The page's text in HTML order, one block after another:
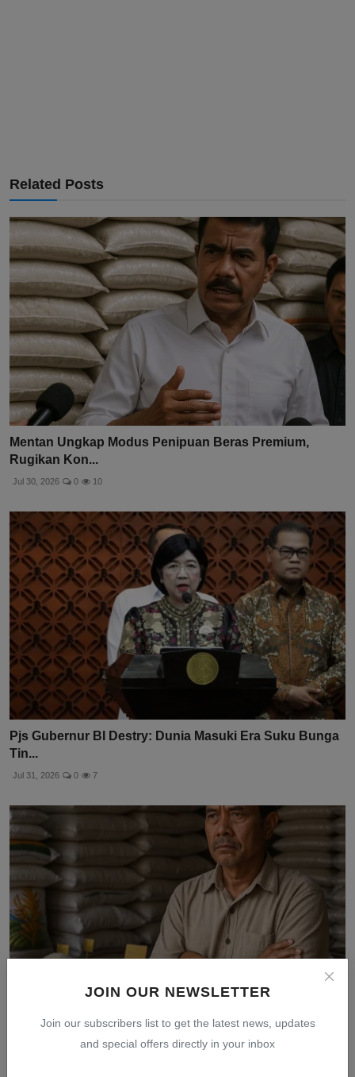
JOIN OUR NEWSLETTER
Join our subscribers list to get the latest news, updates
and special offers directly in your inbox
Related Posts
Mentan Ungkap Modus Penipuan Beras Premium,
Rugikan Kon...
Jul 30, 2026 0 10
Pjs Gubernur BI Destry: Dunia Masuki Era Suku Bunga
Tin...
Jul 31, 2026 0 7
Beras Fortifikasi Dijual Rp42 Ribu per Kg, Mentan